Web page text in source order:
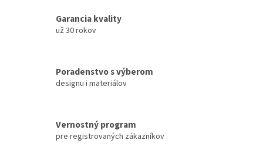
Garancia kvality
už 30 rokov
Poradenstvo s výberom
designu i materiálov
Vernostný program
pre registrovaných zákazníkov